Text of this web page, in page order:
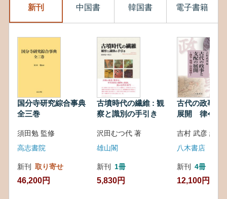
新刊 中国書 韓国書 電子書籍
国分寺研究綜合事典
全三巻
須田勉 監修
高志書院
新刊 取り寄せ
46,200円
古墳時代の繊維 : 観
察と識別の手引き
沢田むつ代 著
雄山閣
新刊 1冊
5,830円
古代の政事と
展開 律令・
吉村 武彦 編集
八木書店
新刊 4冊
12,100円